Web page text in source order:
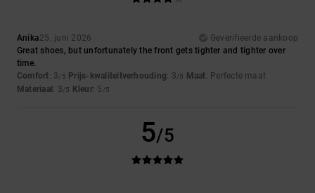
Anika25. juni 2026
Geverifieerde aankoop
Great shoes, but unfortunately the front gets tighter and tighter over
time.
Comfort: 3/5 Prijs-kwaliteitverhouding: 3/5 Maat: Perfecte maat
Materiaal : 3/5 Kleur: 5 /5
5/5